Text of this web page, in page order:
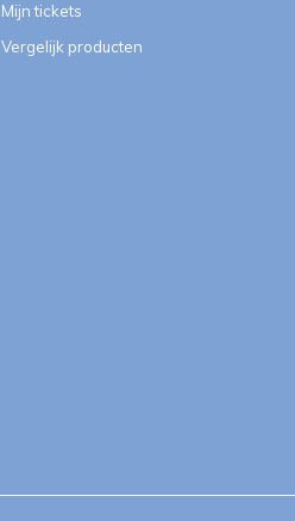
Mijn tickets
Vergelijk producten